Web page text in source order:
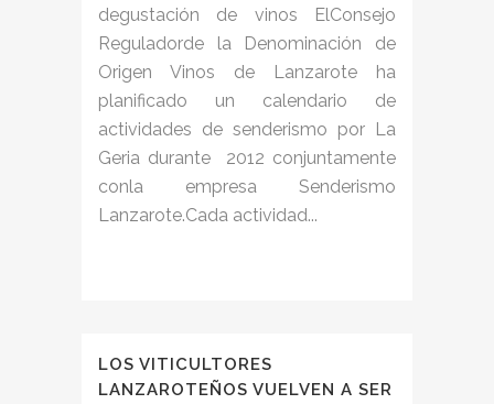
degustación de vinos ElConsejo
Reguladorde la Denominación de
Origen Vinos de Lanzarote ha
planificado un calendario de
actividades de senderismo por La
Geria durante 2012 conjuntamente
conla empresa Senderismo
Lanzarote.Cada actividad...
LOS VITICULTORES
LANZAROTEÑOS VUELVEN A SER